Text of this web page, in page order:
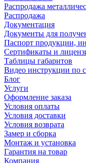
Распродажа
Распродажа
Документация
Документы для
Паспорт продукции,
Сертификаты и
Таблицы габаритов
Видео инструкции по
Блог
Услуги
Оформление заказа
Условия оплаты
Условия доставки
Условия возврата
Замер и сборка
Монтаж и установка
Гарантия на товар
Компания